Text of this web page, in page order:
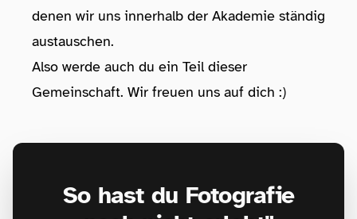
denen wir uns innerhalb der Akademie ständig
austauschen.
Also werde auch du ein Teil dieser
Gemeinschaft. Wir freuen uns auf dich :)
So hast du Fotografie